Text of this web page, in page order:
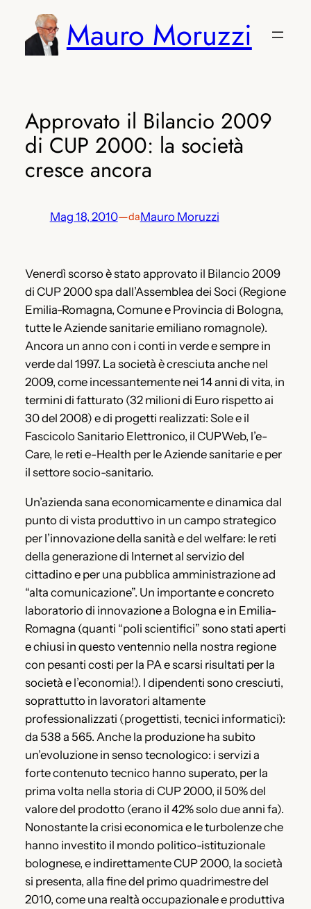
contenuto
Mauro Moruzzi
Approvato il Bilancio 2009
di CUP 2000: la società
cresce ancora
Mag 18, 2010—daMauro Moruzzi
Venerdì scorso è stato approvato il Bilancio 2009
di CUP 2000 spa dall’Assemblea dei Soci (Regione
Emilia-Romagna, Comune e Provincia di Bologna,
tutte le Aziende sanitarie emiliano romagnole).
Ancora un anno con i conti in verde e sempre in
verde dal 1997. La società è cresciuta anche nel
2009, come incessantemente nei 14 anni di vita, in
termini di fatturato (32 milioni di Euro rispetto ai
30 del 2008) e di progetti realizzati: Sole e il
Fascicolo Sanitario Elettronico, il CUPWeb, l’e-
Care, le reti e-Health per le Aziende sanitarie e per
il settore socio-sanitario.
Un’azienda sana economicamente e dinamica dal
punto di vista produttivo in un campo strategico
per l’innovazione della sanità e del welfare: le reti
della generazione di Internet al servizio del
cittadino e per una pubblica amministrazione ad
“alta comunicazione”. Un importante e concreto
laboratorio di innovazione a Bologna e in Emilia-
Romagna (quanti “poli scientifici” sono stati aperti
e chiusi in questo ventennio nella nostra regione
con pesanti costi per la PA e scarsi risultati per la
società e l’economia!). I dipendenti sono cresciuti,
soprattutto in lavoratori altamente
professionalizzati (progettisti, tecnici informatici):
da 538 a 565. Anche la produzione ha subito
un’evoluzione in senso tecnologico: i servizi a
forte contenuto tecnico hanno superato, per la
prima volta nella storia di CUP 2000, il 50% del
valore del prodotto (erano il 42% solo due anni fa).
Nonostante la crisi economica e le turbolenze che
hanno investito il mondo politico-istituzionale
bolognese, e indirettamente CUP 2000, la società
si presenta, alla fine del primo quadrimestre del
2010, come una realtà occupazionale e produttiva